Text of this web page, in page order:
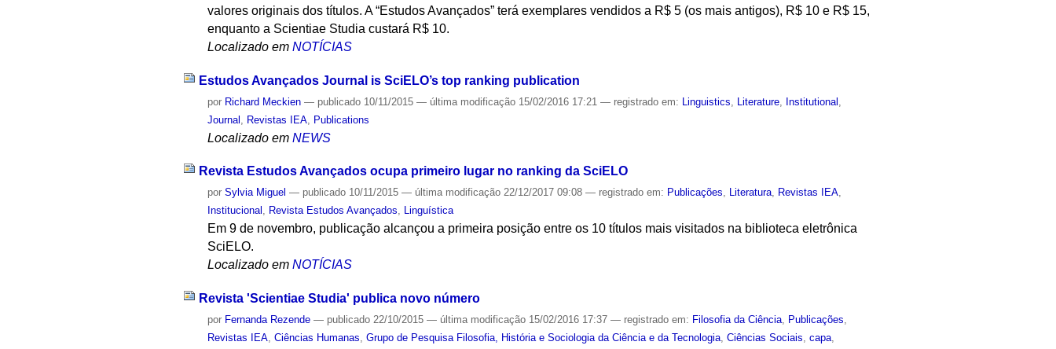
valores originais dos títulos. A “Estudos Avançados” terá exemplares vendidos a R$ 5 (os mais antigos), R$ 10 e R$ 15,
enquanto a Scientiae Studia custará R$ 10.
Localizado em NOTÍCIAS
Estudos Avançados Journal is SciELO’s top ranking publication
por Richard Meckien — publicado 10/11/2015— última modificação 15/02/2016 17:21— registrado em: Linguistics Literature Institutional
Journal
Revistas IEA Publications
Localizado em NEWS
Revista Estudos Avançados ocupa primeiro lugar no ranking da SciELO
porSylvia Miguel — publicado 10/11/2015— última modificação 22/12/2017 09:08— registrado em: Publicações, Literatura, Revistas IEA,
Institucional , Revista Estudos Avançados, Linguística
Em 9 de novembro, publicação alcançou a primeira posição entre os 10 títulos mais visitados na biblioteca eletrônica
SciELO.
Localizado em NOTÍCIAS
Revista 'Scientiae Studia' publica novo número
por Fernanda Rezende — publicado 22/10/2015— última modificação 15/02/2016 17:37— registrado em: Filosofia da Ciência, Publicações,
Revistas IEA,Ciências Humanas,Grupo de Pesquisa Filosofia, História e Sociologia da Ciência e da Tecnologia,Ciências Sociais,capa,